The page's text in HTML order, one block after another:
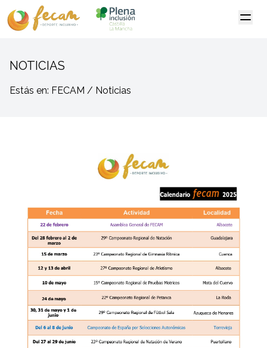
NOTICIAS
Estás en: FECAM / Noticias